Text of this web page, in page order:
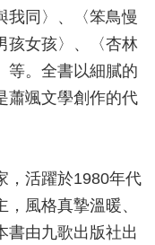
我同〉、〈笨鳥慢
孩女孩〉、〈杏林
等。全書以細膩的
蕭颯文學創作的代
，活躍於1980年代
風格真摯溫暖、
書由九歌出版社出